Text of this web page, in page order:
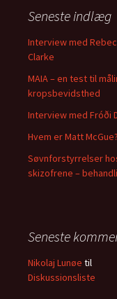
Seneste indlæg
Interview med
Clarke
MAIA – en test til
kropsbevidsthed
Interview med Fróði
Hvem er Matt McGue?
Søvnforstyrrelser
skizofrene –
Seneste
Nikolaj Lunøe til
Diskussionsliste